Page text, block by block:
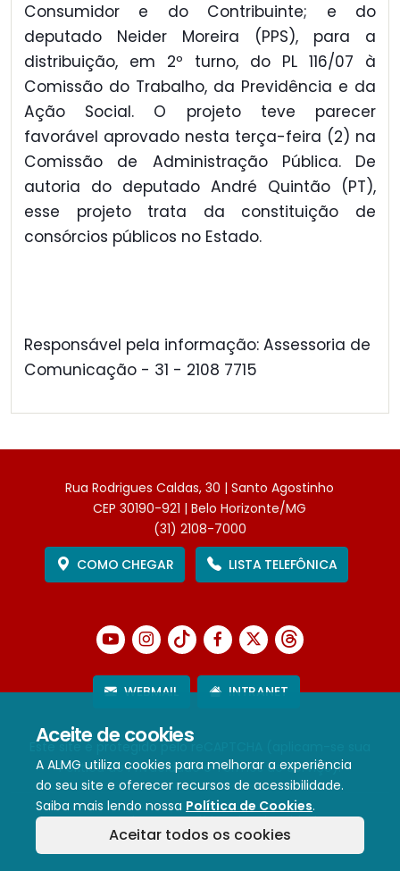
Aceite de cookies
A ALMG utiliza cookies para melhorar a experiência
do seu site e oferecer recursos de acessibilidade.
Saiba mais lendo nossa Política de Cookies.
Aceitar todos os cookies
Consumidor e do Contribuinte; e do
deputado Neider Moreira (PPS), para a
distribuição, em 2º turno, do PL 116/07 à
Comissão do Trabalho, da Previdência e da
Ação Social. O projeto teve parecer
favorável aprovado nesta terça-feira (2) na
Comissão de Administração Pública. De
autoria do deputado André Quintão (PT),
esse projeto trata da constituição de
consórcios públicos no Estado.
Responsável pela informação: Assessoria de
Comunicação - 31 - 2108 7715
Rua Rodrigues Caldas, 30 | Santo Agostinho
CEP 30190-921 | Belo Horizonte/MG
(31) 2108-7000
COMO CHEGAR
LISTA TELEFÔNICA
WEBMAIL INTRANET
Este site é protegido pelo reCAPTCHA (aplicam-se sua
Política de PrivacidadeeTermos de Serviço).
Termos de Uso e Política de Privacidade
Política de cookies